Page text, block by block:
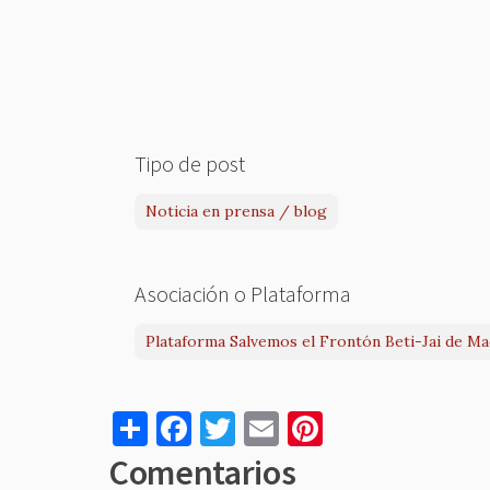
Tipo de post
Noticia en prensa / blog
Asociación o Plataforma
Plataforma Salvemos el Frontón Beti-Jai de
S
h
F
a
T
w
E
m
Comentarios